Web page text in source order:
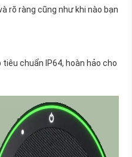
rõ ràng cũng như khi nào bạn
chuẩn IP64, hoàn hảo cho